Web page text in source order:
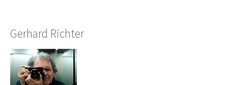
Gerhard Richter